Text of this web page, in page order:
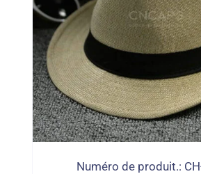
Numéro de produit.: